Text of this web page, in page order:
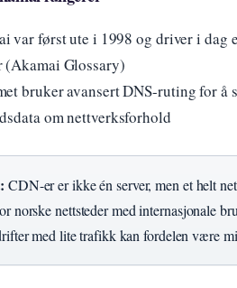
var først ute i 1998 og driver i dag
(Akamai Glossary)
bruker avansert DNS-ruting for å
om nettverksforhold
CDN-er er ikke én server, men et helt
norske nettsteder med internasjonale
med lite trafikk kan fordelen være